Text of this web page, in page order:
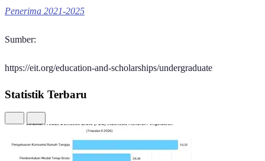
Penerima 2021-2025
Sumber:
https://eit.org/education-and-scholarships/undergraduate
Statistik Terbaru